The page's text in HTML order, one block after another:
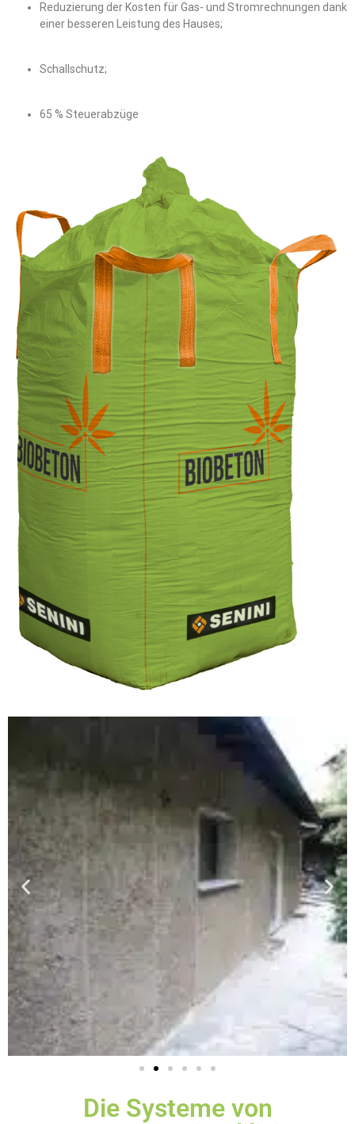
Reduzierung der Kosten für Gas- und Stromrechnungen dank
einer besseren Leistung des Hauses;
Schallschutz;
65 % Steuerabzüge
Die Systeme von